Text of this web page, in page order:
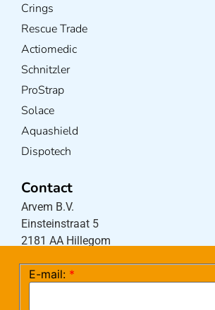
Crings
Rescue Trade
Actiomedic
Schnitzler
ProStrap
Solace
Aquashield
Dispotech
Contact
Arvem B.V.
Einsteinstraat 5
2181 AA Hillegom
E-mail: *